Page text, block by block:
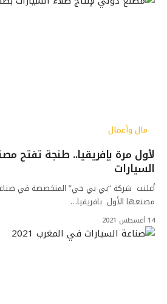
مال وأعمال
لأول مرة بإفريقيا.. طنجة تفتح
السيارات
أعلنت شركة “بي بي جي” المتخصصة في صناعة
مصنعها الأول بافريقيا…
14 أغسطس 2021